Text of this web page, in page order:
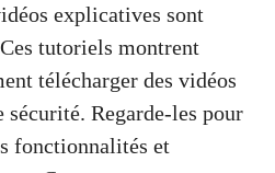
explicatives sont
tutoriels montrent
télécharger des vidéos
Regarde-les pour
fonctionnalités et